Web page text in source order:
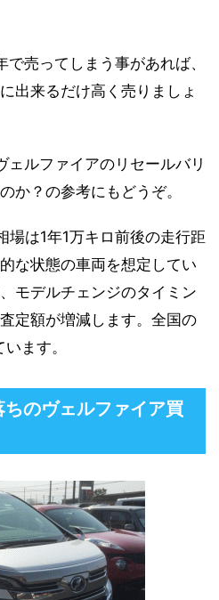
売ってしまう事があれば、
出来るだけ高く売りましょ
ェルファイアのリセールバリ
か？の参考にもどうぞ。
場は1年1万キロ前後の走行距
な状態の車両を想定してい
モデルチェンジのタイミン
定額が増減します。全国の
ます。
のヴェルファイア買